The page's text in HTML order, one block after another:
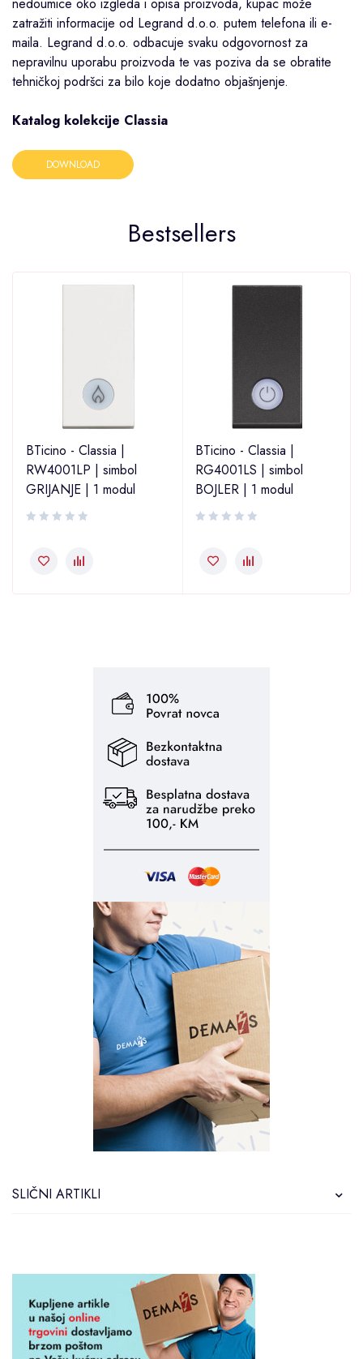
zatražiti informacije od Legrand d.o.o. putem telefona ili e-
maila. Legrand d.o.o. odbacuje svaku odgovornost za
nepravilnu uporabu proizvoda te vas poziva da se obratite
tehničkoj podršci za bilo koje dodatno objašnjenje.
Katalog kolekcije Classia
DOWNLOAD
Bestsellers
BTicino - Classia |
RW4001LP | simbol
GRIJANJE | 1 modul
BTicino - Classia |
RG4001LS | simbol
BOJLER | 1 modul
SLIČNI ARTIKLI